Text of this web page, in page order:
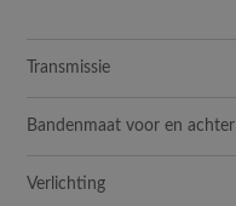
Transmissie
Bandenmaat voor en achter
Verlichting